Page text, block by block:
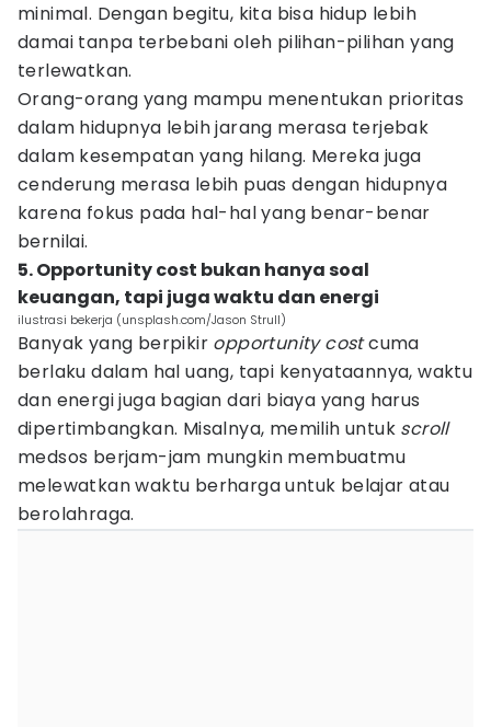
minimal. Dengan begitu, kita bisa hidup lebih
damai tanpa terbebani oleh pilihan-pilihan yang
terlewatkan.
Orang-orang yang mampu menentukan prioritas
dalam hidupnya lebih jarang merasa terjebak
dalam kesempatan yang hilang. Mereka juga
cenderung merasa lebih puas dengan hidupnya
karena fokus pada hal-hal yang benar-benar
bernilai.
5. Opportunity cost bukan hanya soal
keuangan, tapi juga waktu dan energi
ilustrasi bekerja (unsplash.com/Jason Strull)
Banyak yang berpikir opportunity costcuma
berlaku dalam hal uang, tapi kenyataannya, waktu
dan energi juga bagian dari biaya yang harus
dipertimbangkan. Misalnya, memilih untuk scroll
medsos berjam-jam mungkin membuatmu
melewatkan waktu berharga untuk belajar atau
berolahraga.